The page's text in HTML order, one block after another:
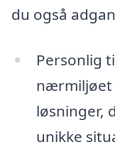
du også
Personlig
nærmiljøet
løsninger,
unikke